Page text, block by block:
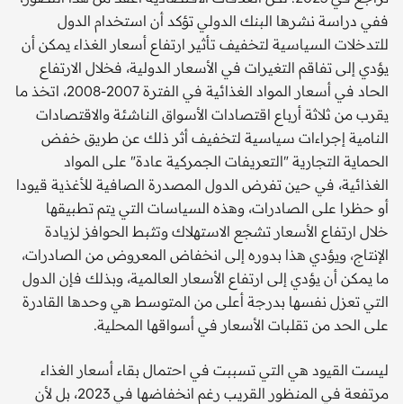
ففي دراسة نشرها البنك الدولي تؤكد أن استخدام الدول
للتدخلات السياسية لتخفيف تأثير ارتفاع أسعار الغذاء يمكن أن
يؤدي إلى تفاقم التغيرات في الأسعار الدولية، فخلال الارتفاع
الحاد في أسعار المواد الغذائية في الفترة 2007-2008، اتخذ ما
يقرب من ثلاثة أرباع اقتصادات الأسواق الناشئة والاقتصادات
النامية إجراءات سياسية لتخفيف أثر ذلك عن طريق خفض
الحماية التجارية "التعريفات الجمركية عادة" على المواد
الغذائية، في حين تفرض الدول المصدرة الصافية للأغذية قيودا
أو حظرا على الصادرات، وهذه السياسات التي يتم تطبيقها
خلال ارتفاع الأسعار تشجع الاستهلاك وتثبط الحوافز لزيادة
الإنتاج، ويؤدي هذا بدوره إلى انخفاض المعروض من الصادرات،
ما يمكن أن يؤدي إلى ارتفاع الأسعار العالمية، وبذلك فإن الدول
التي تعزل نفسها بدرجة أعلى من المتوسط هي وحدها القادرة
على الحد من تقلبات الأسعار في أسواقها المحلية.
ليست القيود هي التي تسببت في احتمال بقاء أسعار الغذاء
مرتفعة في المنظور القريب رغم انخفاضها في 2023، بل لأن